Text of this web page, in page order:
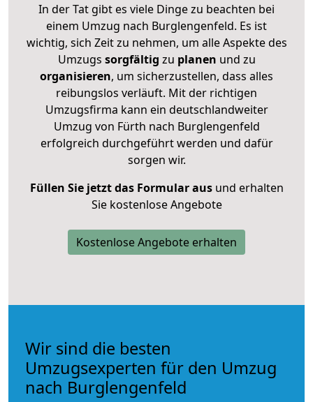
In der Tat gibt es viele Dinge zu beachten bei
einem Umzug nach Burglengenfeld. Es ist
wichtig, sich Zeit zu nehmen, um alle Aspekte des
Umzugs sorgfältig zu planen und zu
organisieren, um sicherzustellen, dass alles
reibungslos verläuft. Mit der richtigen
Umzugsfirma kann ein deutschlandweiter
Umzug von Fürth nach Burglengenfeld
erfolgreich durchgeführt werden und dafür
sorgen wir.
Füllen Sie jetzt das Formular ausund erhalten
Sie kostenlose Angebote
Kostenlose Angebote erhalten
Wir sind die besten
Umzugsexperten für den Umzug
nach Burglengenfeld